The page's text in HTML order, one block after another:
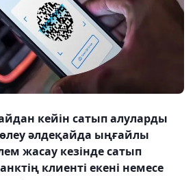
кейін сатып алуларды
әлдеқайда ыңғайлы
жасау кезінде сатып
клиенті екені немесе